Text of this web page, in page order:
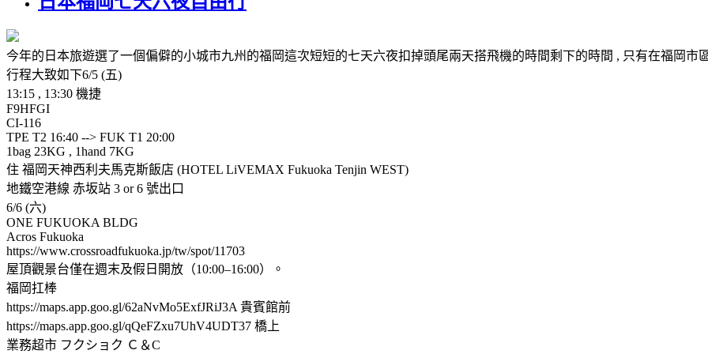
今年的日本旅遊選了一個偏僻的小城市九州的福岡這次短短的七天六夜扣掉頭尾兩天搭飛機的時間剩下的時間 , 只有在福岡市
行程大致如下6/5 (五)
13:15 , 13:30 機捷
F9HFGI
CI-116
TPE T2 16:40 --> FUK T1 20:00
1bag 23KG , 1hand 7KG
住 福岡天神西利夫馬克斯飯店 (HOTEL LiVEMAX Fukuoka Tenjin WEST)
地鐵空港線 赤坂站 3 or 6 號出口
6/6 (六)
ONE FUKUOKA BLDG
Acros Fukuoka
https://www.crossroadfukuoka.jp/tw/spot/11703
屋頂觀景台僅在週末及假日開放（10:00–16:00）。
福岡扛棒
https://maps.app.goo.gl/62aNvMo5ExfJRiJ3A 貴賓館前
https://maps.app.goo.gl/qQeFZxu7UhV4UDT37 橋上
業務超市 フクショク Ｃ＆C